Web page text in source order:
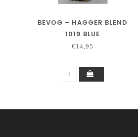
BEVOG – HAGGER BLEND
1019 BLUE
€14,95